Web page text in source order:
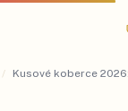
/
Kusové koberce